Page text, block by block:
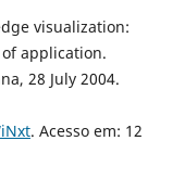
visualization:
application.
28 July 2004.
. Acesso em: 12